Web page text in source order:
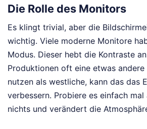
Die Rolle des Monitors
Es klingt trivial, aber die
wichtig. Viele moderne Monitore
Modus. Dieser hebt die Kontraste
Produktionen oft eine etwas
nutzen als westliche, kann das das
verbessern. Probiere es einfach mal
nichts und verändert die